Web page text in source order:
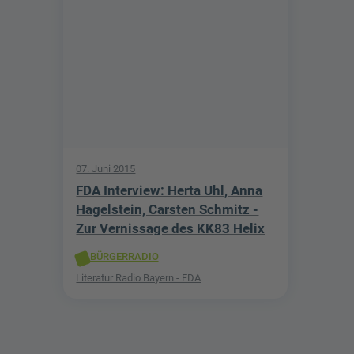
07. Juni 2015
FDA Interview: Herta Uhl, Anna
Hagelstein, Carsten Schmitz -
Zur Vernissage des KK83 Helix
BÜRGERRADIO
Literatur Radio Bayern - FDA